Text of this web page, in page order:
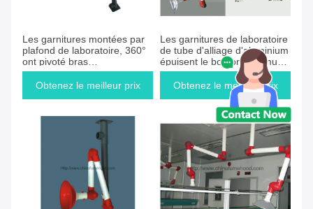
Les garnitures montées par
plafond de laboratoire, 360°
ont pivoté bras
d'échappement de vapeur
Obtenez le meilleur prix
Les garnitures de laboratoire
de tube d'alliage d'aluminium
épuisent le bouton commun
réglable de bras
Obtenez le meilleur prix